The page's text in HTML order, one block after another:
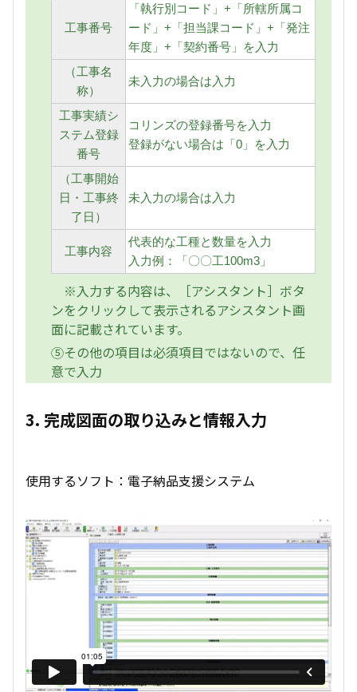
工事番号
「執行別コード」+「所轄所属コ
ード」+「担当課コード」+「発注
年度」+「契約番号」を入力
（工事名
称）
未入力の場合は入力
工事実績シ
ステム登録
番号
コリンズの登録番号を入力
登録がない場合は「0」を入力
（工事開始
日・工事終
了日）
未入力の場合は入力
工事内容
代表的な工種と数量を入力
入力例：「〇〇工100m3」
※入力する内容は、［アシスタント］ボタ
ンをクリックして表示されるアシスタント画
面に記載されています。
⑤その他の項目は必須項目ではないので、任
意で入力
3. 完成図面の取り込みと情報入力
使用するソフト：電子納品支援システム